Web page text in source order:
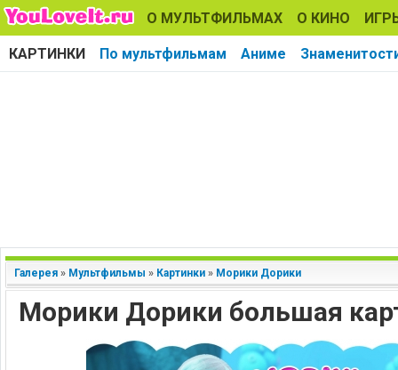
О МУЛЬТФИЛЬМАХ О КИНО
КАРТИНКИ По мультфильмам Аниме
Галерея » Мультфильмы » Картинки » Морики Дорики
Морики Дорики большая